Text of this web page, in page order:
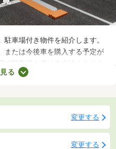
車場付き物件を紹介します。
または今後車を購入する予定が
で駐車場を借りる方法もありま
れもあります。駐車場の費用を
う。
る
変更する
変更する